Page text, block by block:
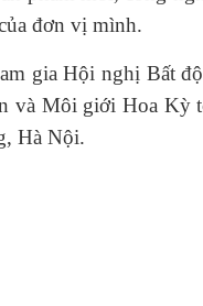
đơn vị mình.
gia Hội nghị Bất
và Môi giới Hoa Kỳ
Hà Nội.